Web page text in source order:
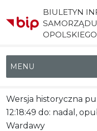
BIULETYN
OPOLSKIEGO
Menu główne
Wersja historyczna
12:18:49 do: nadal,
Wardawy